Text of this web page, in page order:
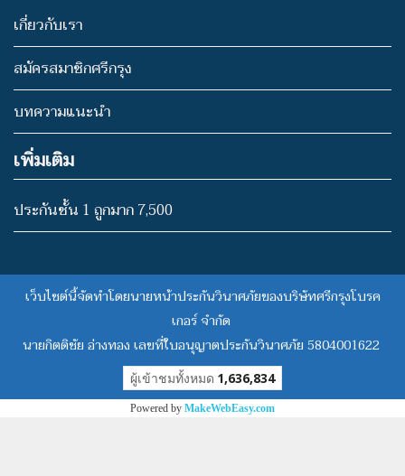
เกี่ยวกับเรา
สมัครสมาชิกศรีกรุง
บทความแนะนำ
เพิ่มเติม
ประกันชั้น 1 ถูกมาก 7,500
เว็บไซต์นี้จัดทำโดยนายหน้าประกันวินาศภัยของบริษัทศรีกรุงโบรค
เกอร์ จำกัด
นายกิตติชัย อ่างทอง เลขที่ใบอนุญาตประกันวินาศภัย 5804001622
ผู้เข้าชมวันนี้ 310
Powered by MakeWebEasy.com